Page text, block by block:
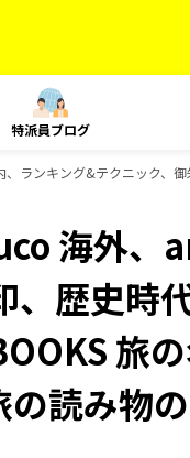
特派員ブログ
ランキング&テクニック、
海外、
、歴史時
旅
読み物